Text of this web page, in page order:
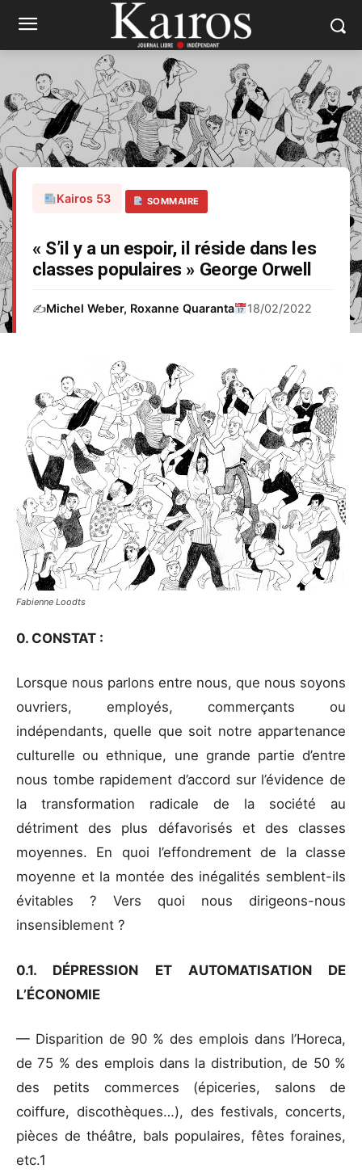
Kairos 53 SOMMAIRE
« S’il y a un espoir, il réside dans les
classes populaires » George Orwell
✍️Michel Weber, Roxanne Quaranta 18/02/2022
Fabienne Loodts
0. CONSTAT :
Lorsque nous parlons entre nous, que nous soyons
ouvriers, employés, commerçants ou
indépendants, quelle que soit notre appartenance
culturelle ou ethnique, une grande partie d’entre
nous tombe rapidement d’accord sur l’évidence de
la transformation radicale de la société au
détriment des plus défavorisés et des classes
moyennes. En quoi l’effondrement de la classe
moyenne et la montée des inégalités semblent-ils
évitables ? Vers quoi nous dirigeons-nous
insensiblement ?
0.1. DÉPRESSION ET AUTOMATISATION DE
L’ÉCONOMIE
— Disparition de 90 % des emplois dans l’Horeca,
de 75 % des emplois dans la distribution, de 50 %
des petits commerces (épiceries, salons de
coiffure, discothèques…), des festivals, concerts,
pièces de théâtre, bals populaires, fêtes foraines,
etc.1